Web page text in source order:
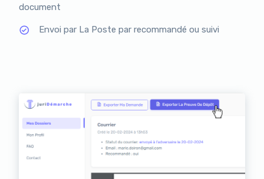
document
Envoi par La Poste par recommandé ou suivi